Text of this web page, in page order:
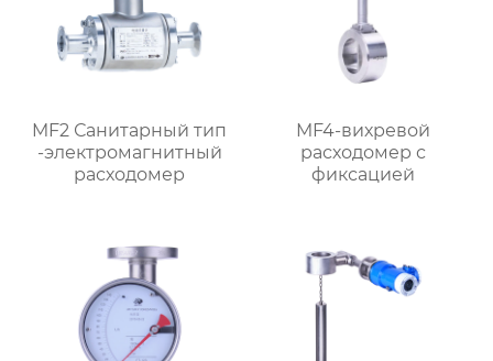
MF2 Санитарный тип
-электромагнитный
расходомер
MF4-вихревой
расходомер с
фиксацией